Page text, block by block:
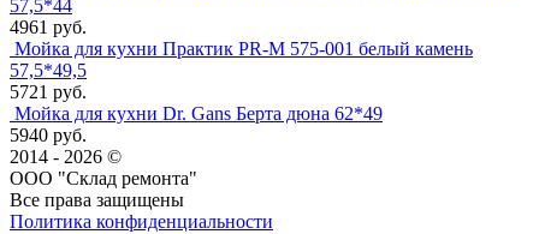
57,5*44
4961 руб.
Мойка для кухни Практик PR-M 575-001 белый камень
57,5*49,5
5721 руб.
Мойка для кухни Dr. Gans Берта дюна 62*49
5940 руб.
2014 - 2026 ©
ООО "Склад ремонта"
Все права защищены
Политика конфиденциальности